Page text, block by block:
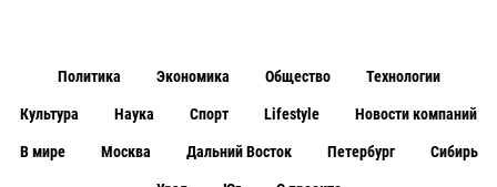
Политика Экономика Общество Технологии
Культура Наука Спорт Lifestyle Новости компаний
В мире Москва Дальний Восток Петербург Сибирь